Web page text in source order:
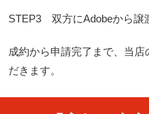
STEP3 双方にAdobeから譲
成約から申請完了まで、当
だきます。